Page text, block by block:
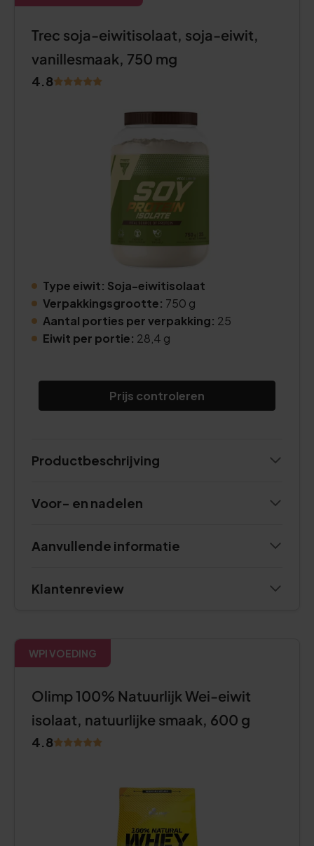
Trec soja-eiwitisolaat, soja-eiwit,
vanillesmaak, 750 mg
4.8
Type eiwit: Soja-eiwitisolaat
Verpakkingsgrootte: 750 g
Aantal porties per verpakking: 25
Eiwit per portie: 28,4 g
Prijs controleren
Productbeschrijving
Voor- en nadelen
Aanvullende informatie
Klantenreview
WPI VOEDING
Olimp 100% Natuurlijk Wei-eiwit
isolaat, natuurlijke smaak, 600 g
4.8